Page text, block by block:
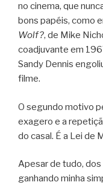
no cinema, que
bons papéis, como
Wolf?, de Mike
coadjuvante em
Sandy Dennis
filme.
O segundo motivo
exagero e a
do casal. É a Lei de
Apesar de tudo,
ganhando minha